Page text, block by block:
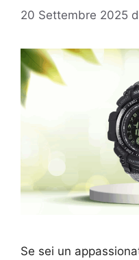
20 Settembre 2025
Se sei un